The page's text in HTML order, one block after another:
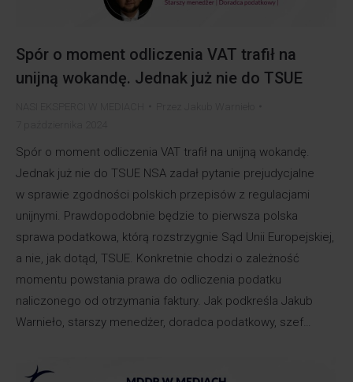
Spór o moment odliczenia VAT trafił na
unijną wokandę. Jednak już nie do TSUE
Spór o moment odliczenia VAT trafił na unijną wokandę.
Jednak już nie do TSUE NSA zadał pytanie prejudycjalne
w sprawie zgodności polskich przepisów z regulacjami
unijnymi. Prawdopodobnie będzie to pierwsza polska
sprawa podatkowa, którą rozstrzygnie Sąd Unii Europejskiej,
a nie, jak dotąd, TSUE. Konkretnie chodzi o zależność
momentu powstania prawa do odliczenia podatku
naliczonego od otrzymania faktury. Jak podkreśla Jakub
Warnieło, starszy menedżer, doradca podatkowy, szef…